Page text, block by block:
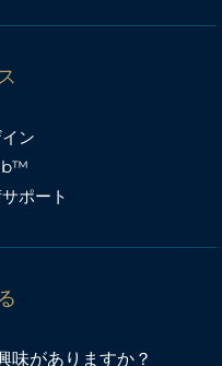
ン
ポート
味がありますか？